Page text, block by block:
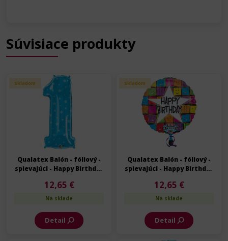
Súvisiace produkty
Skladom
Qualatex Balón - fóliový -
spievajúci - Happy Birthday
12,65 €
Na sklade
Detail
Skladom
Qualatex Balón - fóliový -
spievajúci - Happy Birthday
12,65 €
Na sklade
Detail